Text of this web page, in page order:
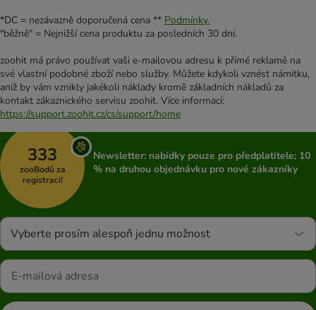
*DC = nezávazně doporučená cena ** Podmínky.
"běžně" = Nejnižší cena produktu za posledních 30 dní.
zoohit má právo používat vaši e-mailovou adresu k přímé reklamě na
své vlastní podobné zboží nebo služby. Můžete kdykoli vznést námitku,
aniž by vám vznikly jakékoli náklady kromě základních nákladů za
kontakt zákaznického servisu zoohit. Více informací:
https://support.zoohit.cz/cs/support/home
333
zooBodů za
registraci!
Newsletter: nabídky pouze pro předplatitele; 10
% na druhou objednávku pro nové zákazníky
Vyberte prosím alespoň jednu možnost